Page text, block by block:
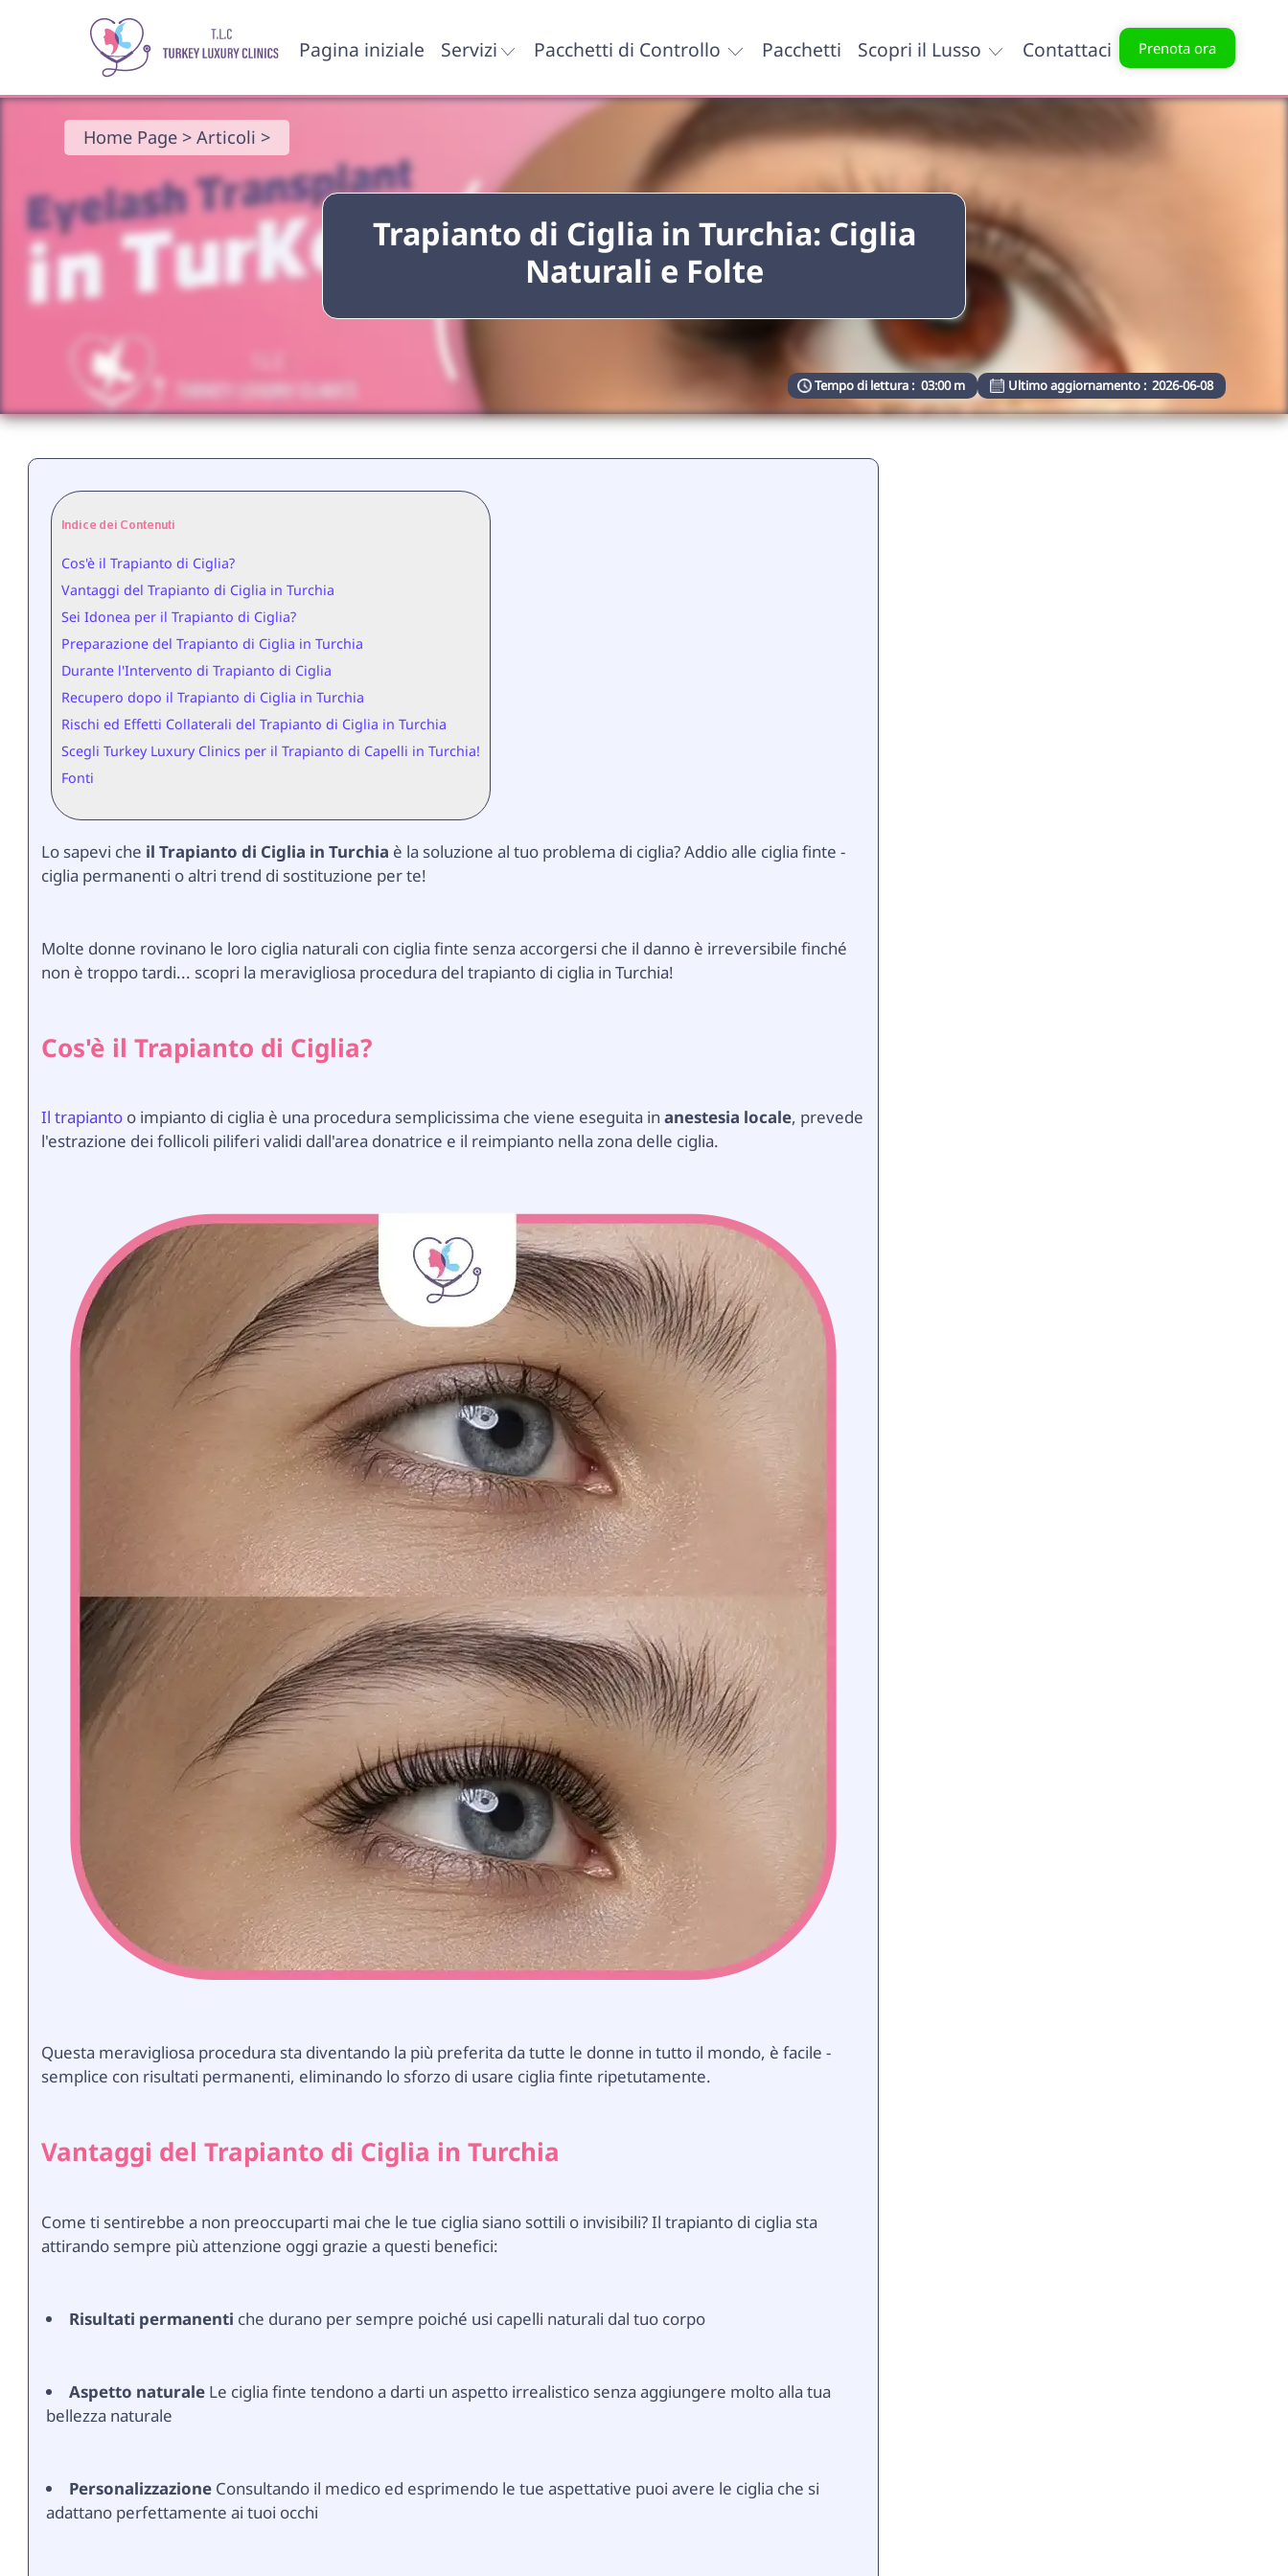
Pagina iniziale Servizi Pacchetti di Controllo Pacchetti Scopri il Lusso Contattaci Prenota ora
Trapianto di Ciglia in Turchia: Ciglia
Naturali e Folte
Home Page >Articoli >
Tempo di lettura : 03:00 m Ultimo aggiornamento : 2026-06-08
Indice dei Contenuti
Cos'è il Trapianto di Ciglia?
Vantaggi del Trapianto di Ciglia in Turchia
Sei Idonea per il Trapianto di Ciglia?
Preparazione del Trapianto di Ciglia in Turchia
Durante l'Intervento di Trapianto di Ciglia
Recupero dopo il Trapianto di Ciglia in Turchia
Rischi ed Effetti Collaterali del Trapianto di Ciglia in Turchia
Scegli Turkey Luxury Clinics per il Trapianto di Capelli in Turchia!
Fonti
Lo sapevi che il Trapianto di Ciglia in Turchia è la soluzione al tuo problema di ciglia? Addio alle ciglia finte -
ciglia permanenti o altri trend di sostituzione per te!
Molte donne rovinano le loro ciglia naturali con ciglia finte senza accorgersi che il danno è irreversibile finché
non è troppo tardi... scopri la meravigliosa procedura del trapianto di ciglia in Turchia!
Cos'è il Trapianto di Ciglia?
Il trapianto o impianto di ciglia è una procedura semplicissima che viene eseguita in anestesia locale, prevede
l'estrazione dei follicoli piliferi validi dall'area donatrice e il reimpianto nella zona delle ciglia.
Questa meravigliosa procedura sta diventando la più preferita da tutte le donne in tutto il mondo, è facile -
semplice con risultati permanenti, eliminando lo sforzo di usare ciglia finte ripetutamente.
Vantaggi del Trapianto di Ciglia in Turchia
Come ti sentirebbe a non preoccuparti mai che le tue ciglia siano sottili o invisibili? Il trapianto di ciglia sta
attirando sempre più attenzione oggi grazie a questi benefici:
Risultati permanenti che durano per sempre poiché usi capelli naturali dal tuo corpo
Aspetto naturale Le ciglia finte tendono a darti un aspetto irrealistico senza aggiungere molto alla tua
bellezza naturale
Personalizzazione Consultando il medico ed esprimendo le tue aspettative puoi avere le ciglia che si
adattano perfettamente ai tuoi occhi